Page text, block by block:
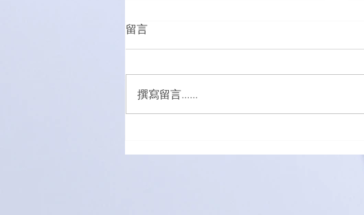
樂園！
留言
撰寫留言......